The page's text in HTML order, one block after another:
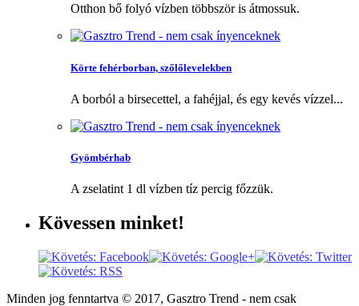
Otthon bő folyó vízben többször is átmossuk.
Körte fehérborban, szőlőlevelekben
A borból a birsecettel, a fahéjjal, és egy kevés vízzel...
Gyömbérhab
A zselatint 1 dl vízben tíz percig főzzük.
Kövessen minket!
Minden jog fenntartva © 2017, Gasztro Trend - nem csak